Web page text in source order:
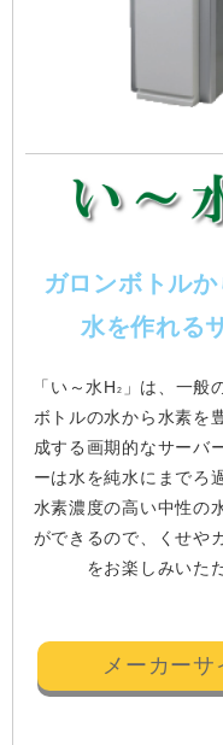
ガロンボトル
水を作れる
「い～水H 2
」は、一般
ボトルの水から水素を
成する画期的なサーバ
ーは水を純水にまでろ
水素濃度の高い中性の
ができるので、くせや
をお楽しみいた
メーカーサ